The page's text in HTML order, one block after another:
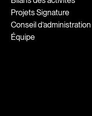
Projets Signature
Conseil d’administration
Équipe